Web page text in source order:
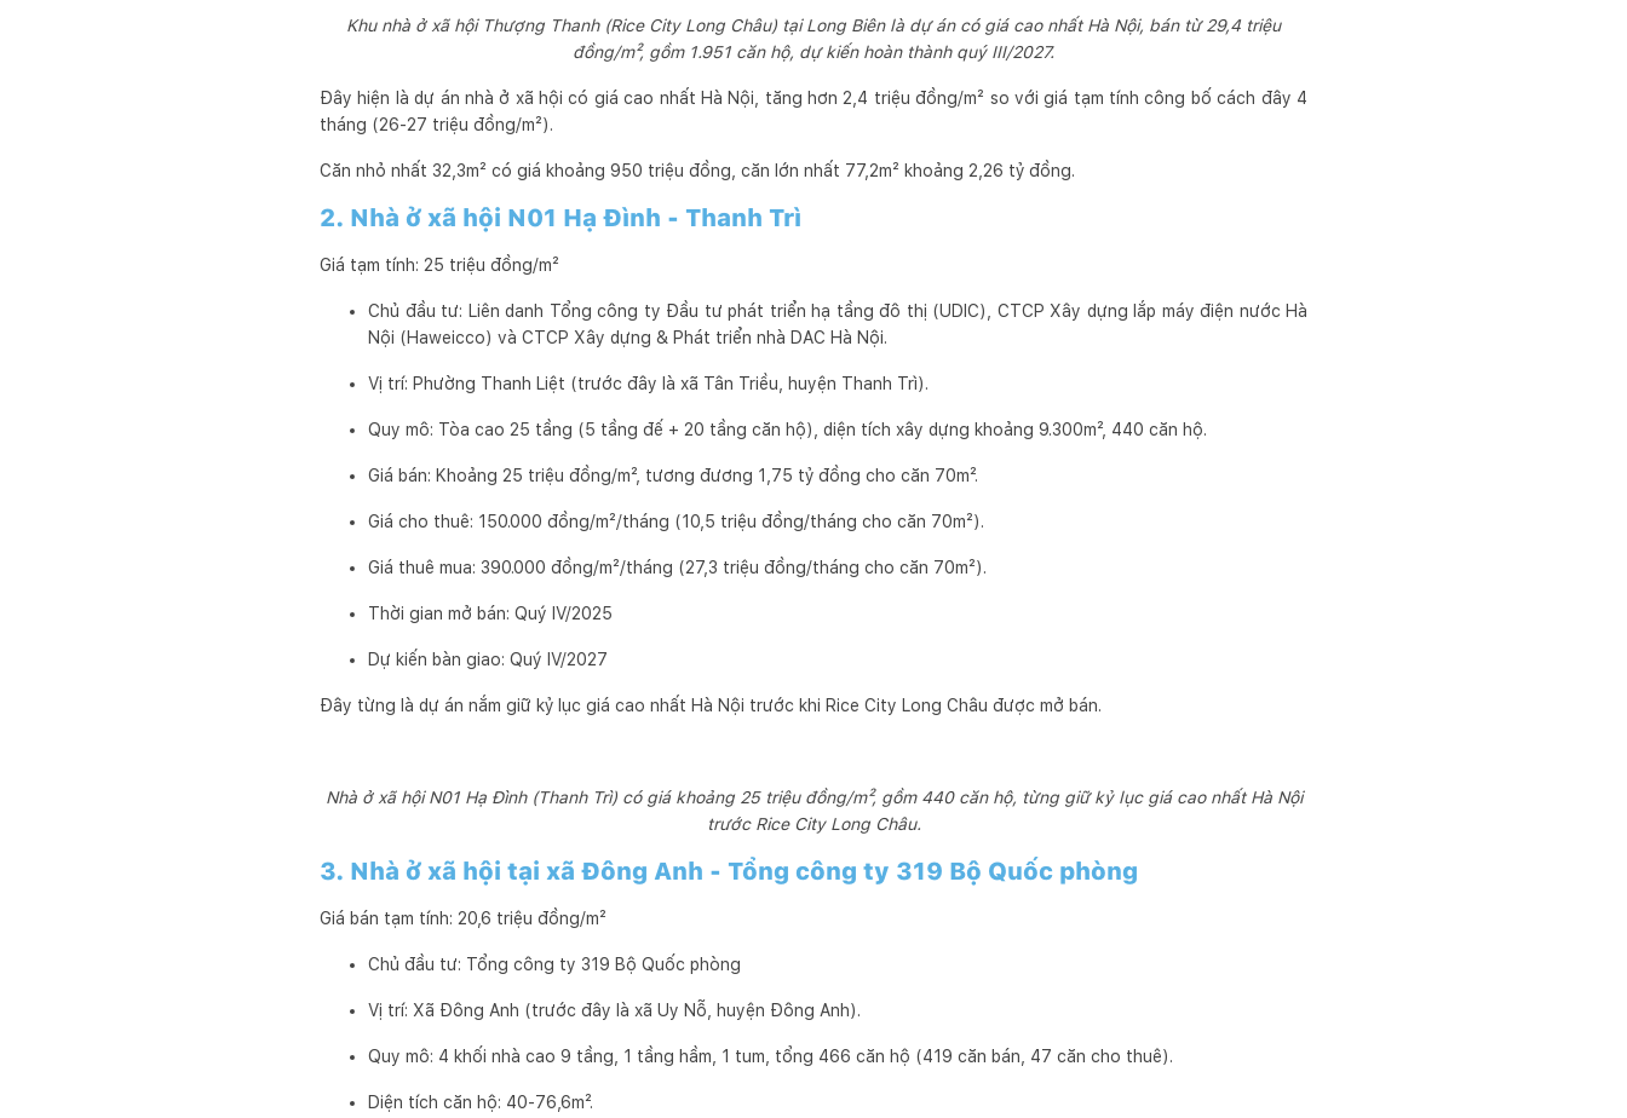
Khu nhà ở xã hội Thượng Thanh (Rice City Long Châu) tại Long Biên là dự án có giá cao nhất Hà Nội, bán từ 29,4 triệu
đồng/m², gồm 1.951 căn hộ, dự kiến hoàn thành quý III/2027.
Đây hiện là dự án nhà ở xã hội có giá cao nhất Hà Nội, tăng hơn 2,4 triệu đồng/m² so với giá tạm tính công bố cách đây 4
tháng (26-27 triệu đồng/m²).
Căn nhỏ nhất 32,3m² có giá khoảng 950 triệu đồng, căn lớn nhất 77,2m² khoảng 2,26 tỷ đồng.
2. Nhà ở xã hội N01 Hạ Đình - Thanh Trì
Giá tạm tính: 25 triệu đồng/m²
Chủ đầu tư: Liên danh Tổng công ty Đầu tư phát triển hạ tầng đô thị (UDIC), CTCP Xây dựng lắp máy điện nước Hà
Nội (Haweicco) và CTCP Xây dựng & Phát triển nhà DAC Hà Nội.
Vị trí: Phường Thanh Liệt (trước đây là xã Tân Triều, huyện Thanh Trì).
Quy mô: Tòa cao 25 tầng (5 tầng đế + 20 tầng căn hộ), diện tích xây dựng khoảng 9.300m², 440 căn hộ.
Giá bán: Khoảng 25 triệu đồng/m², tương đương 1,75 tỷ đồng cho căn 70m².
Giá cho thuê: 150.000 đồng/m²/tháng (10,5 triệu đồng/tháng cho căn 70m²).
Giá thuê mua: 390.000 đồng/m²/tháng (27,3 triệu đồng/tháng cho căn 70m²).
Thời gian mở bán: Quý IV/2025
Dự kiến bàn giao: Quý IV/2027
Đây từng là dự án nắm giữ kỷ lục giá cao nhất Hà Nội trước khi Rice City Long Châu được mở bán.
Nhà ở xã hội N01 Hạ Đình (Thanh Trì) có giá khoảng 25 triệu đồng/m², gồm 440 căn hộ, từng giữ kỷ lục giá cao nhất Hà Nội
trước Rice City Long Châu.
3. Nhà ở xã hội tại xã Đông Anh - Tổng công ty 319 Bộ Quốc phòng
Giá bán tạm tính: 20,6 triệu đồng/m²
Chủ đầu tư: Tổng công ty 319 Bộ Quốc phòng
Vị trí: Xã Đông Anh (trước đây là xã Uy Nỗ, huyện Đông Anh).
Quy mô: 4 khối nhà cao 9 tầng, 1 tầng hầm, 1 tum, tổng 466 căn hộ (419 căn bán, 47 căn cho thuê).
Diện tích căn hộ: 40-76,6m².